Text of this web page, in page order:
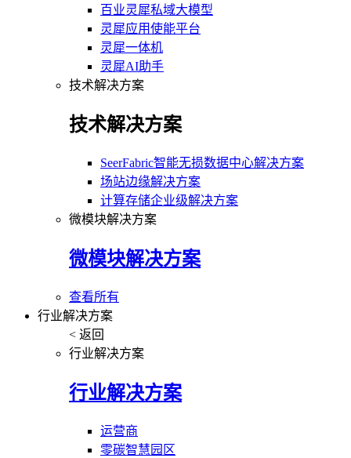
百业灵犀私域大模型
灵犀应用使能平台
灵犀一体机
灵犀AI助手
技术解决方案
技术解决方案
SeerFabric智能无损数据中心解决方案
场站边缘解决方案
计算存储企业级解决方案
微模块解决方案
微模块解决方案
查看所有
行业解决方案
< 返回
行业解决方案
行业解决方案
运营商
零碳智慧园区